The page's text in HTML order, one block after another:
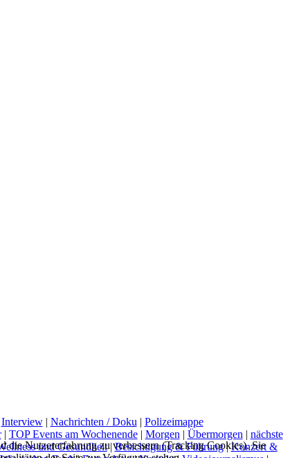
Interview| Nachrichten / Doku | Polizeimappe
| TOP Events am Wochenende| Morgen | Übermorgen | nächste
und Gesundheit|Besichtigung & Führung|Konzert &
die Nutzererfahrung zu verbessern (Tracking Cookies). Sie